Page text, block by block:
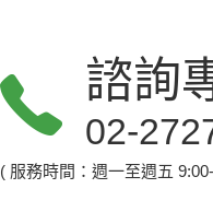
諮詢
02-
( 服務時間：週一至週五